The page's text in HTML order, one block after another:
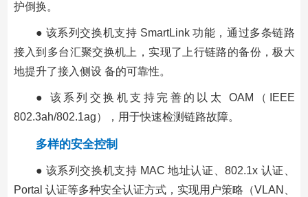
护倒换。
● 该系列交换机支持 SmartLink 功能，通过多条链路
接入到多台汇聚交换机上，实现了上行链路的备份，极大
地提升了接入侧设 备的可靠性。
● 该系列交换机支持完善的以太 OAM（IEEE
802.3ah/802.1ag），用于快速检测链路故障。
多样的安全控制
● 该系列交换机支持 MAC 地址认证、802.1x 认证、
Portal 认证等多种安全认证方式，实现用户策略（VLAN、